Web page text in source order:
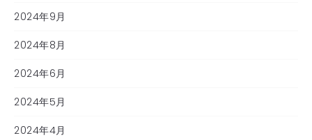
2024年9月
2024年8月
2024年6月
2024年5月
2024年4月